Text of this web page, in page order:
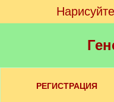
РЕГИСТРАЦИЯ